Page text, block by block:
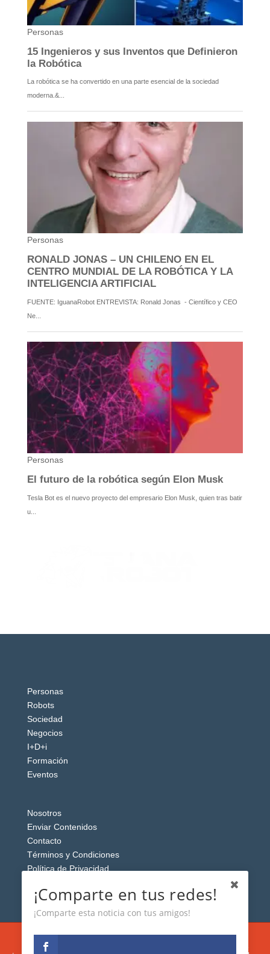
Personas
Robots
Sociedad
Negocios
I+D+i
Formación
Eventos
Nosotros
Enviar Contenidos
Contacto
Términos y Condiciones
Política de Privacidad
Esta web usa cookies analíticas y publicitarias (propias y de
¡Comparte en tus redes!
¡Comparte esta noticia con tus amigos!